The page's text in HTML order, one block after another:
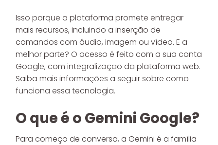
Isso porque a plataforma promete entregar
mais recursos, incluindo a inserção de
comandos com áudio, imagem ou vídeo. E a
melhor parte? O acesso é feito com a sua conta
Google, com integralização da plataforma web.
Saiba mais informações a seguir sobre como
funciona essa tecnologia.
O que é o Gemini Google?
Para começo de conversa, a Gemini é a família